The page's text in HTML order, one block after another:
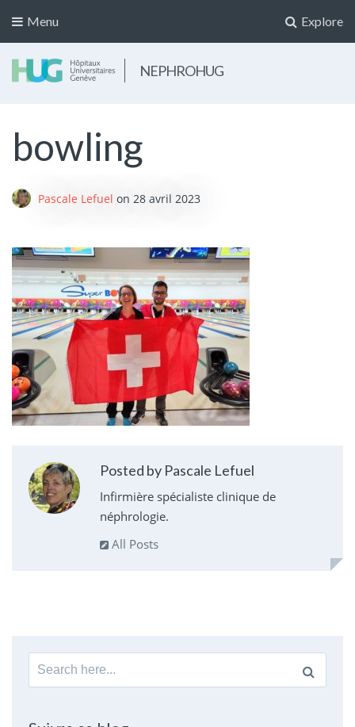
Explore
Menu
NEPHROHUG
bowling
Pascale Lefuel on 28 avril 2023
Posted by Pascale Lefuel
Infirmière spécialiste clinique de
néphrologie.
All Posts
Search
for: